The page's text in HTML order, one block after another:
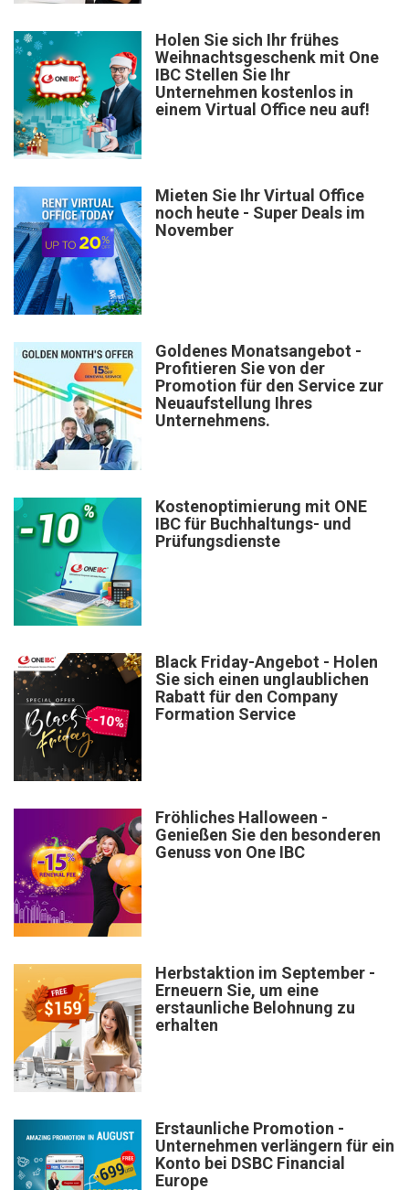
Holen Sie sich Ihr frühes
Weihnachtsgeschenk mit One
IBC Stellen Sie Ihr
Unternehmen kostenlos in
einem Virtual Office neu auf!
Mieten Sie Ihr Virtual Office
noch heute - Super Deals im
November
Goldenes Monatsangebot -
Profitieren Sie von der
Promotion für den Service zur
Neuaufstellung Ihres
Unternehmens.
Kostenoptimierung mit ONE
IBC für Buchhaltungs- und
Prüfungsdienste
Black Friday-Angebot - Holen
Sie sich einen unglaublichen
Rabatt für den Company
Formation Service
Fröhliches Halloween -
Genießen Sie den besonderen
Genuss von One IBC
Herbstaktion im September -
Erneuern Sie, um eine
erstaunliche Belohnung zu
erhalten
Erstaunliche Promotion -
Unternehmen verlängern für ein
Konto bei DSBC Financial
Europe